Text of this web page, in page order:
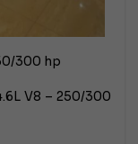
300 hp
V8 – 250/300